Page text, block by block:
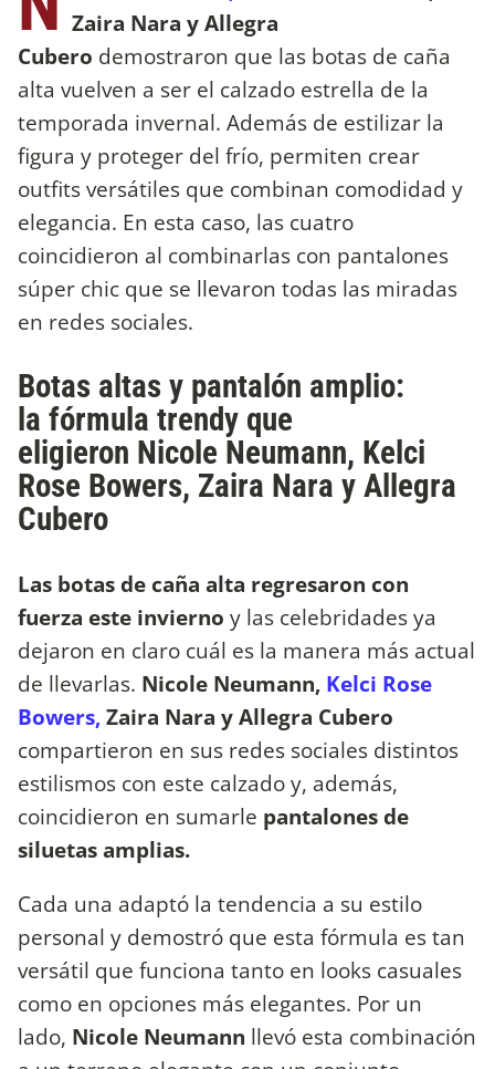
Zaira Nara y Allegra
Cubero demostraron que las botas de caña
alta vuelven a ser el calzado estrella de la
temporada invernal. Además de estilizar la
figura y proteger del frío, permiten crear
outfits versátiles que combinan comodidad y
elegancia. En esta caso, las cuatro
coincidieron al combinarlas con pantalones
súper chic que se llevaron todas las miradas
en redes sociales.
Botas altas y pantalón amplio:
la fórmula trendy que
eligieron Nicole Neumann, Kelci
Rose Bowers, Zaira Nara y Allegra
Cubero
Las botas de caña alta regresaron con
fuerza este invierno y las celebridades ya
dejaron en claro cuál es la manera más actual
de llevarlas. Nicole Neumann, Kelci Rose
Bowers,Zaira Nara y Allegra Cubero
compartieron en sus redes sociales distintos
estilismos con este calzado y, además,
coincidieron en sumarle pantalones de
siluetas amplias.
Cada una adaptó la tendencia a su estilo
personal y demostró que esta fórmula es tan
versátil que funciona tanto en looks casuales
como en opciones más elegantes. Por un
lado, Nicole Neumann llevó esta combinación